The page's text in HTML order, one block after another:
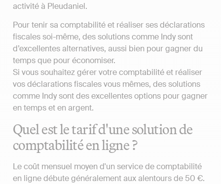
activité à Pleudaniel.
Pour tenir sa comptabilité et réaliser ses déclarations
fiscales soi-même, des solutions comme Indy sont
d’excellentes alternatives, aussi bien pour gagner du
temps que pour économiser.
Si vous souhaitez gérer votre comptabilité et réaliser
vos déclarations fiscales vous mêmes, des solutions
comme Indy sont des excellentes options pour gagner
en temps et en argent.
Quel est le tarif d'une solution de
comptabilité en ligne ?
Le coût mensuel moyen d'un service de comptabilité
en ligne débute généralement aux alentours de 50 €.